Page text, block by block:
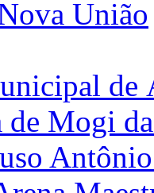
União
de
de Mogi